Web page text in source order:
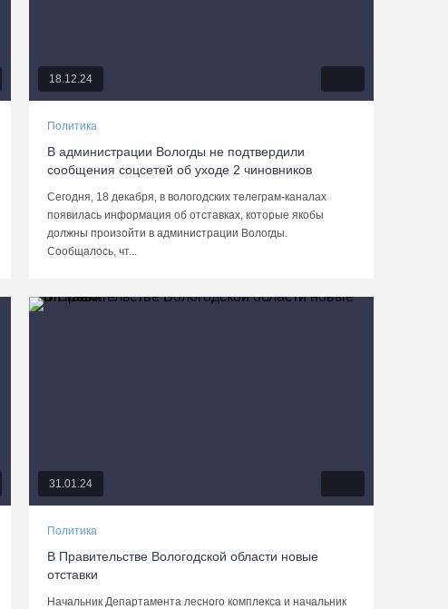
18.12.24
Политика
В администрации Вологды не подтвердили
сообщения соцсетей об уходе 2 чиновников
Сегодня, 18 декабря, в вологодских телеграм-каналах
появилась информация об отставках, которые якобы
должны произойти в администрации Вологды.
Сообщалось, чт...
31.01.24
Политика
В Правительстве Вологодской области новые
отставки
Начальник Департамента лесного комплекса и начальник